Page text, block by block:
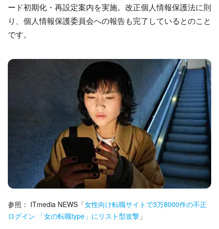
ード初期化・再設定案内を実施。改正個人情報保護法に則
り、個人情報保護委員会への報告も完了しているとのこと
です。
参照： ITmedia NEWS 「女性向け転職サイトで3万8000件の不正
ログイン 「女の転職type」にリスト型攻撃 」